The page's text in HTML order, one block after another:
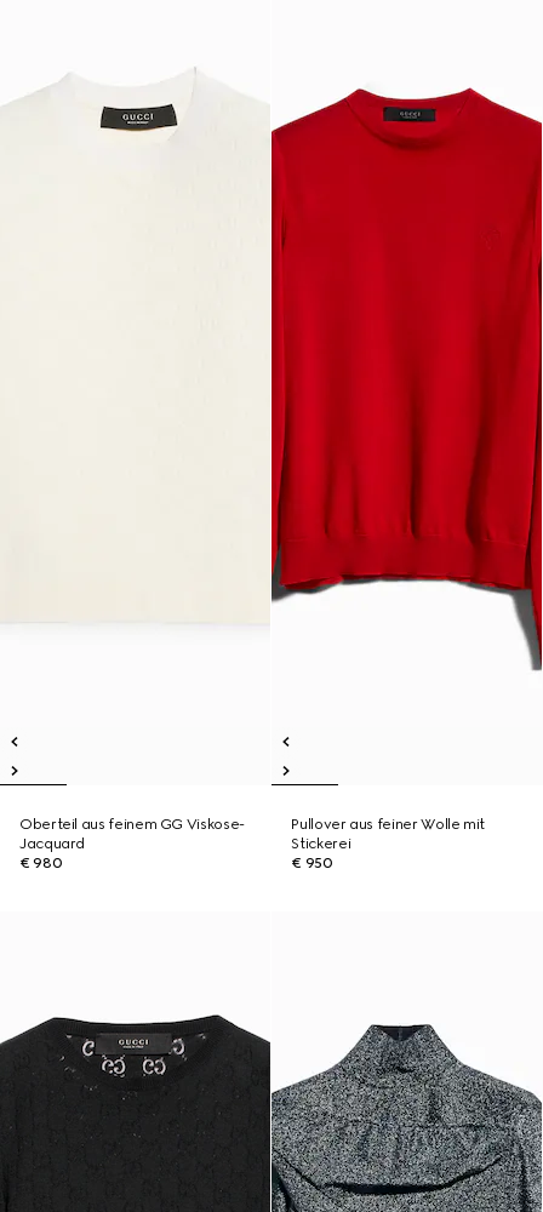
Oberteil aus feinem GG Viskose-
Jacquard
€ 980
Pullover aus feiner Wolle mit
Stickerei
€ 950